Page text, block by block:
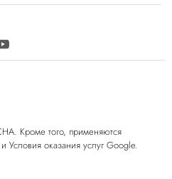
Кроме того, применяются
и Условия оказания услуг Google.